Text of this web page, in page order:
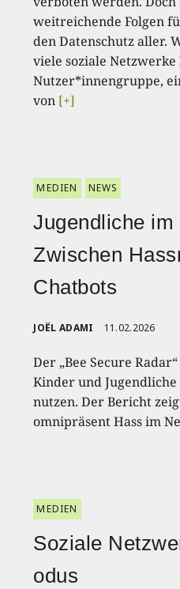
weitreichende Folgen
den Datenschutz aller.
viele soziale
Nutzer*innengruppe,
von [+]
MEDIEN NEWS
Jugendliche im
Zwischen
Chatbots
JOËL ADAMI 11.02.2026
Der „Bee Secure
Kinder und
nutzen. Der Bericht
omnipräsent Hass im
MEDIEN
Soziale
odus